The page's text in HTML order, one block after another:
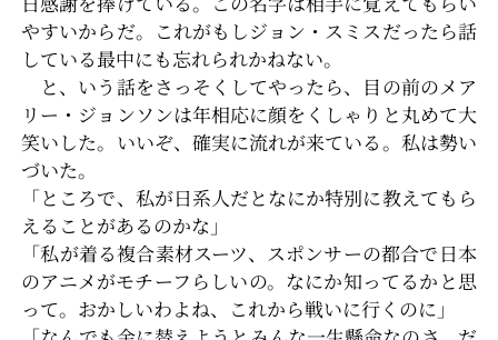
やすいからだ。これがもしジョン・スミスだったら話
している最中にも忘れられかねない。
と、いう話をさっそくしてやったら、目の前のメア
リー・ジョンソンは年相応に顔をくしゃりと丸めて大
笑いした。いいぞ、確実に流れが来ている。私は勢い
づいた。
「ところで、私が日系人だとなにか特別に教えてもら
えることがあるのかな」
「私が着る複合素材スーツ、スポンサーの都合で日本
のアニメがモチーフらしいの。なにか知ってるかと思
って。おかしいわよね、これから戦いに行くのに」